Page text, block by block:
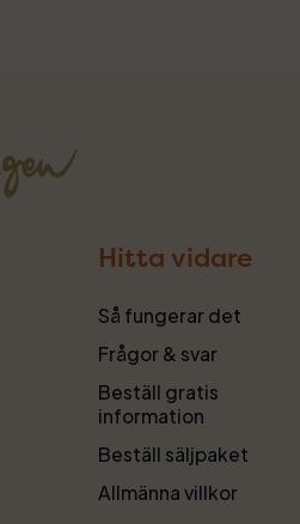
Hitta vidare
Så fungerar det
Frågor & svar
Beställ gratis
information
Beställ säljpaket
Allmänna villkor